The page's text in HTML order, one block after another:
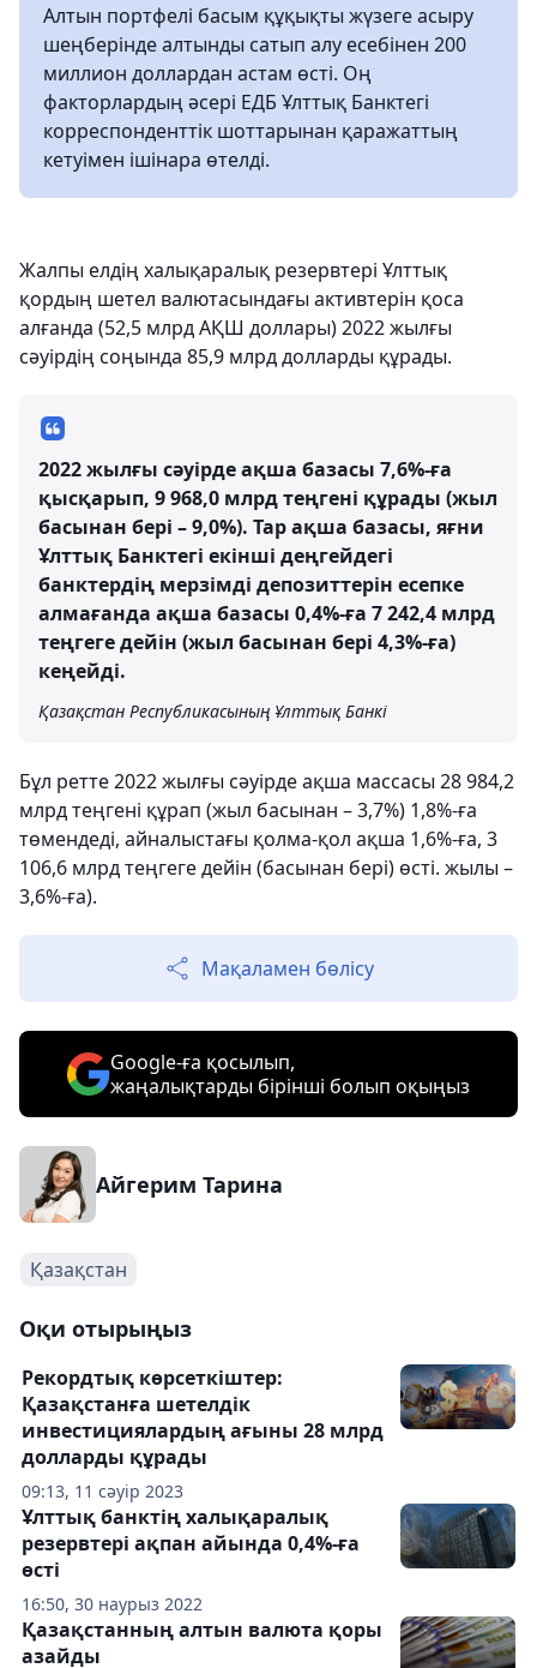
Алтын портфелі басым құқықты жүзеге асыру
шеңберінде алтынды сатып алу есебінен 200
миллион доллардан астам өсті. Оң
факторлардың әсері ЕДБ Ұлттық Банктегі
корреспонденттік шоттарынан қаражаттың
кетуімен ішінара өтелді.
Жалпы елдің халықаралық резервтері Ұлттық
қордың шетел валютасындағы активтерін қоса
алғанда (52,5 млрд АҚШ доллары) 2022 жылғы
сәуірдің соңында 85,9 млрд долларды құрады.
2022 жылғы сәуірде ақша базасы 7,6%-ға
қысқарып, 9 968,0 млрд теңгені құрады (жыл
басынан бері – 9,0%). Тар ақша базасы, яғни
Ұлттық Банктегі екінші деңгейдегі
банктердің мерзімді депозиттерін есепке
алмағанда ақша базасы 0,4%-ға 7 242,4 млрд
теңгеге дейін (жыл басынан бері 4,3%-ға)
кеңейді.
Қазақстан Республикасының Ұлттық Банкі
Бұл ретте 2022 жылғы сәуірде ақша массасы 28 984,2
млрд теңгені құрап (жыл басынан – 3,7%) 1,8%-ға
төмендеді, айналыстағы қолма-қол ақша 1,6%-ға, 3
106,6 млрд теңгеге дейін (басынан бері) өсті. жылы –
3,6%-ға).
Мақаламен бөлісу
Google-ға қосылып,
жаңалықтарды бірінші болып оқыңыз
Айгерим Тарина
Қазақстан
Оқи отырыңыз
09:13, 11 сәуір 2023
Рекордтық көрсеткіштер:
Қазақстанға шетелдік
инвестициялардың ағыны 28 млрд
долларды құрады
16:50, 30 наурыз 2022
Ұлттық банктің халықаралық
резервтері ақпан айында 0,4%-ға
өсті
Қазақстанның алтын валюта қоры
азайды